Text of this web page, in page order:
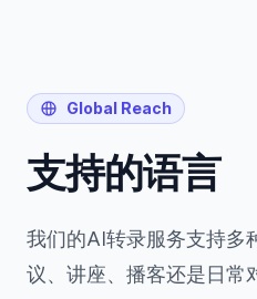
Global Reach
支持的语言
我们的AI转录服务支持多
议、讲座、播客还是日常